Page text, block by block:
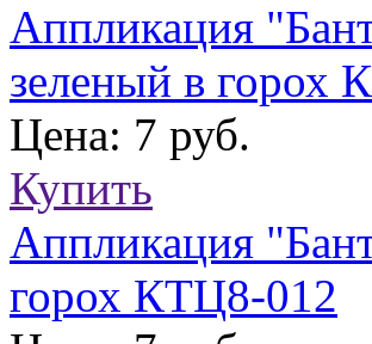
Аппликация
зеленый в горох
Цена: 7 руб.
Купить
Аппликация
горох КТЦ8-012